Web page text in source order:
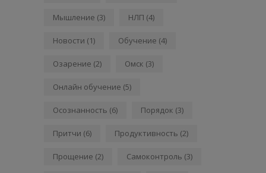
Мышление (3) НЛП (4)
Новости (1) Обучение (4)
Озарение (2) Омск (3)
Онлайн обучение (5)
Осознанность (6) Порядок (3)
Притчи (6) Продуктивность (2)
Прощение (2) Самоконтроль (3)